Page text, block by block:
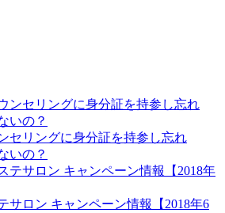
セリングに身分証を持参し忘れ
いの？
サロン キャンペーン情報【2018年6